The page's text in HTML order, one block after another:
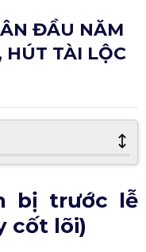
ĐẦU NĂM
HÚT TÀI LỘC
bị trước lễ
cốt lõi)